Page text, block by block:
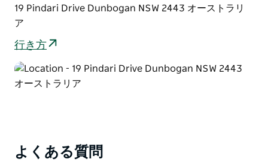
風機、スマートテレビ、無料Wi-Fi、食器洗い機、洗濯
機、乾燥機など、モダンな設備がすべて整っています。
19 Pindari Drive Dunbogan NSW 2443 オーストラリ
ア
行き方
よくある質問